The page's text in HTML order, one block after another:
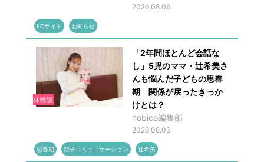
2026.08.06
ECサイト お知らせ
体験談
「2年間ほとんど会話な
し」5児のママ・辻希美さ
んも悩んだ子どもの思春
期 関係が戻ったきっか
けとは？
nobico編集部
2026.08.06
思春期 親子コミュニケーション 辻希美